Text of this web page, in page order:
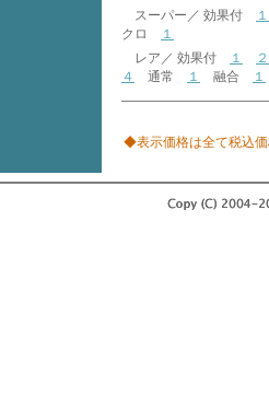
スーパー／ 効果付
１
クロ
１
レア／ 効果付
１
２
４
通常 １ 融合 １
◆表示価格は全て税込